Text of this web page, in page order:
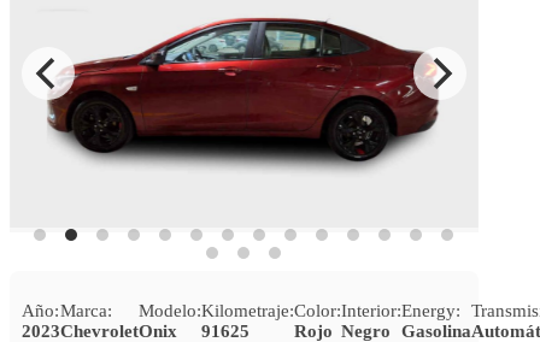
Año:
2023
Marca:
Chevrolet
Modelo:
Onix
Kilometraje:
91625
Color:
Rojo
Interior:
Negro
Energy:
Gasolina